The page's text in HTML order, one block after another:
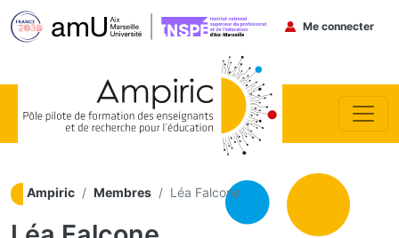
Menu du
Me connecter
Ampiric Membres Léa Falcone